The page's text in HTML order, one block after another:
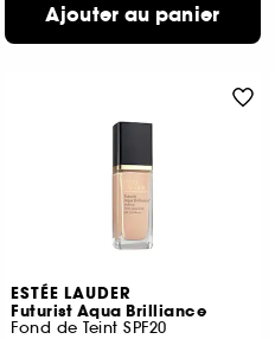
Ajouter au panier
ESTÉE LAUDER
Futurist Aqua Brilliance
Fond de Teint SPF20